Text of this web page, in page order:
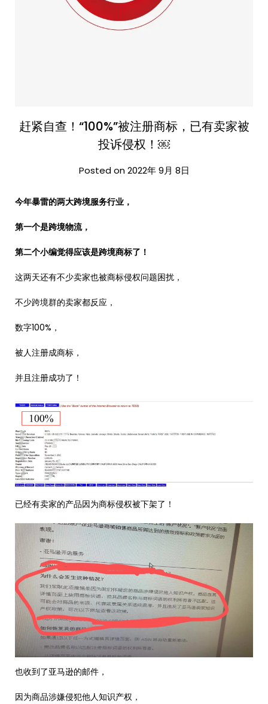
赶紧自查！“100%”被注册商标，已有卖家被
投诉侵权！￼
Posted on 2022年 9月 8日
今年暴雷的两大跨境服务行业，
第一个是跨境物流，
第二个小编觉得应该是跨境商标了！
这两天还有不少卖家也被商标侵权问题困扰，
不少跨境群的卖家都反应，
数字100%，
被人注册成商标，
并且注册成功了！
已经有卖家的产品因为商标侵权被下架了！
也收到了亚马逊的邮件，
因为商品涉嫌侵犯他人知识产权，